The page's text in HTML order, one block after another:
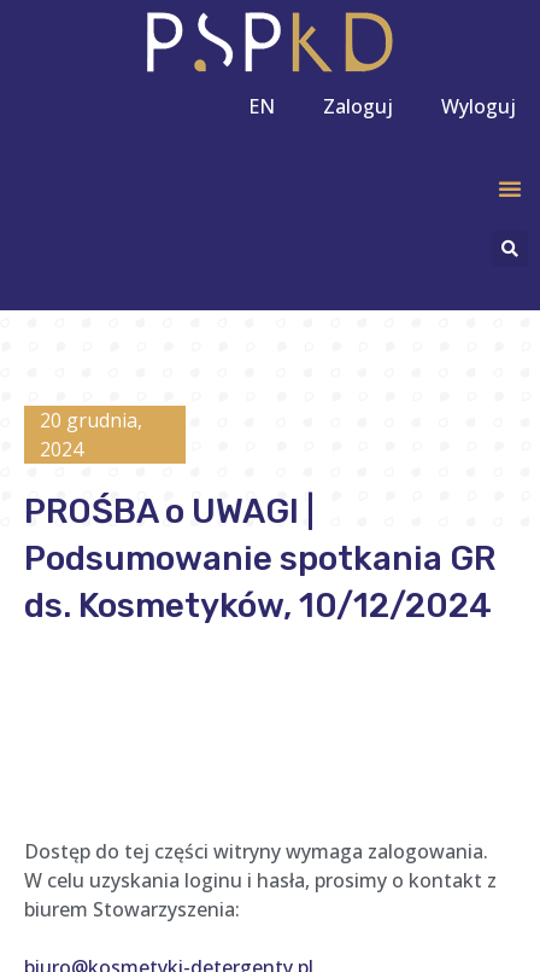
EN Zaloguj Wyloguj
20 grudnia,
2024
PROŚBA o UWAGI |
Podsumowanie spotkania GR
ds. Kosmetyków, 10/12/2024
Dostęp do tej części witryny wymaga zalogowania.
W celu uzyskania loginu i hasła, prosimy o kontakt z
biurem Stowarzyszenia: